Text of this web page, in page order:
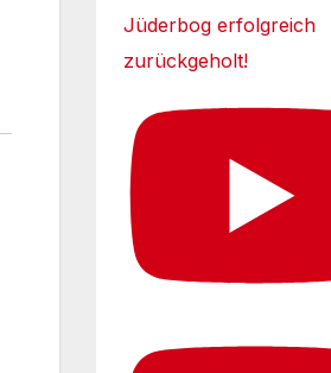
Jüderbog erfolgreich
zurückgeholt!